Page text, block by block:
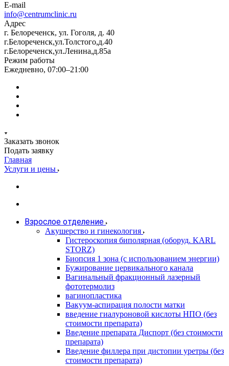
E-mail
info@centrumclinic.ru
Адрес
г. Белореченск, ул. Гоголя, д. 40
г.Белореченск,ул.Толстого,д.40
г.Белореченск,ул.Ленина,д.85а
Режим работы
Ежедневно, 07:00–21:00
Заказать звонок
Подать заявку
Главная
Услуги и цены
Взрослое отделение
Акушерство и гинекология
Гистероскопия биполярная (оборуд. KARL
STORZ)
Биопсия 1 зона (с использованием энергии)
Бужирование цервикального канала
Вагинальный фракционный лазерный
фототермолиз
вагинопластика
Вакуум-аспирация полости матки
введение гиалуроновой кислоты НПО (без
стоимости препарата)
Введение препарата Диспорт (без стоимости
препарата)
Введение филлера при дистопии уретры (без
стоимости препарата)